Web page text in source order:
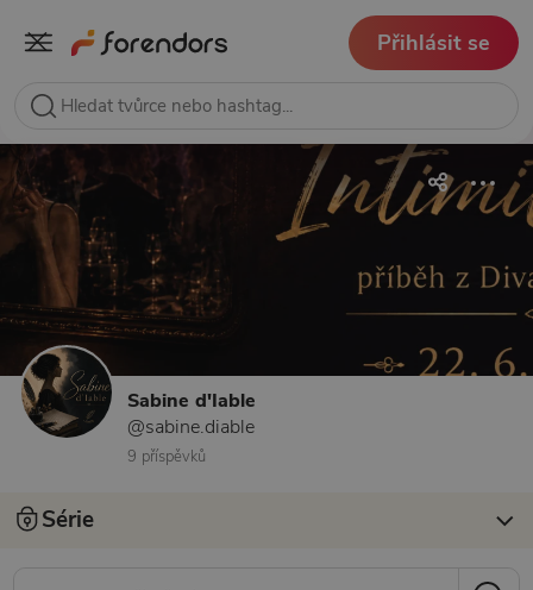
Přihlásit se
Sabine d'Iable
@sabine.diable
9 příspěvků
Série